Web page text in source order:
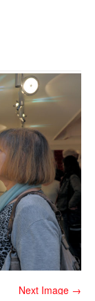
Next Image →